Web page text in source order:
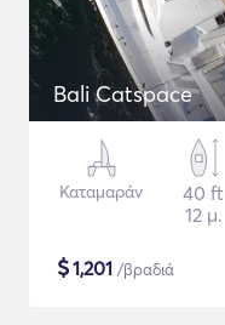
Bali Catspace
Καταμαράν
40 ft
12 μ.
$1,201 /βραδιά